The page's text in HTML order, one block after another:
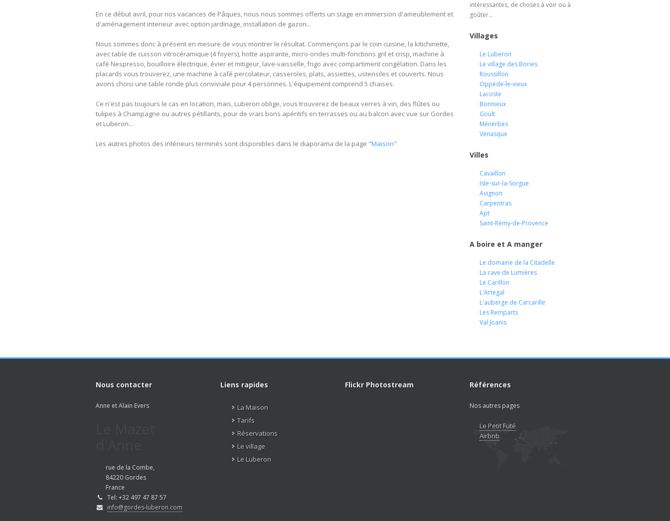
En ce début avril, pour nos vacances de Pâques, nous nous sommes offerts un stage en immersion d'ameublement et
d'aménagement interieur avec option jardinage, installation de gazon...
Nous sommes donc à présent en mesure de vous montrer le résultat. Commençons par le coin cuisine, la kitichinette,
avec table de cuisson vitrocéramique (4 foyers), hotte aspirante, micro-ondes multi-fonctions gril et crisp, machine à
café Nespresso, bouilloire électrique, évier et mitigeur, lave-vaisselle, frigo avec compartiment congélation. Dans les
placards vous trouverez, une machine à café percolateur, casseroles, plats, assiettes, ustensiles et couverts. Nous
avons choisi une table ronde plus conviviale pour 4 personnes. L'équipement comprend 5 chaises.
Ce n'est pas toujours le cas en location, mais, Luberon oblige, vous trouverez de beaux verres à vin, des flûtes ou
tulipes à Champagne ou autres pétillants, pour de vrais bons apéritifs en terrasses ou au balcon avec vue sur Gordes
et Luberon...
Les autres photos des intérieurs terminés sont disponibles dans le diaporama de la page "Maison"
intéressantes, de choses à voir ou à
goûter...
Villages
Le Luberon
Le village des Bories
Roussillon
Oppède-le-vieux
Lacoste
Bonnieux
Goult
Ménerbes
Vénasque
Villes
Cavaillon
Isle-sur-la-Sorgue
Avignon
Carpentras
Apt
Saint-Rémy-de-Provence
A boire et A manger
Le domaine de la Citadelle
La cave de Lumières
Le Carillon
L'Artegal
L'auberge de Carcarille
Les Remparts
Val Joanis
Nous contacter
Anne et Alain Evers
rue de la Combe,
84220 Gordes
France
Tel: +32 497 47 87 57
info@gordes-luberon.com
Liens rapides
La Maison
Tarifs
Réservations
Le village
Le Luberon
Flickr Photostream Références
Nos autres pages
Le Petit Futé
Airbnb